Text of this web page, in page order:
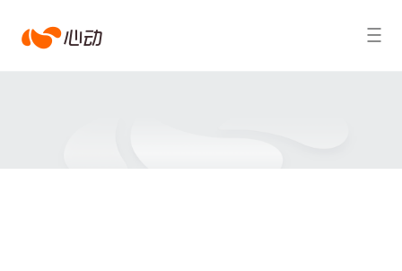
爱搜索结果